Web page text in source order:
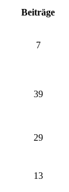
Beiträge
7
39
29
13